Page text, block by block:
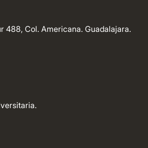
488, Col. Americana. Guadalajara.